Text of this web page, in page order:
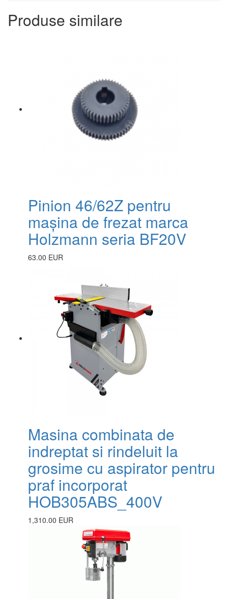
Produse similare
Pinion 46/62Z pentru
mașina de frezat marca
Holzmann seria BF20V
63.00 EUR
Masina combinata de
indreptat si rindeluit la
grosime cu aspirator pentru
praf incorporat
HOB305ABS_400V
1,310.00 EUR